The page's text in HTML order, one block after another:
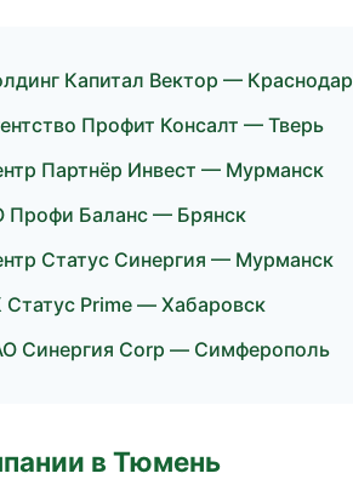
Капитал Вектор — Краснодар
Профит Консалт — Тверь
Партнёр Инвест — Мурманск
Профи Баланс — Брянск
Статус Синергия — Мурманск
Статус Prime — Хабаровск
Синергия Corp — Симферополь
в Тюмень